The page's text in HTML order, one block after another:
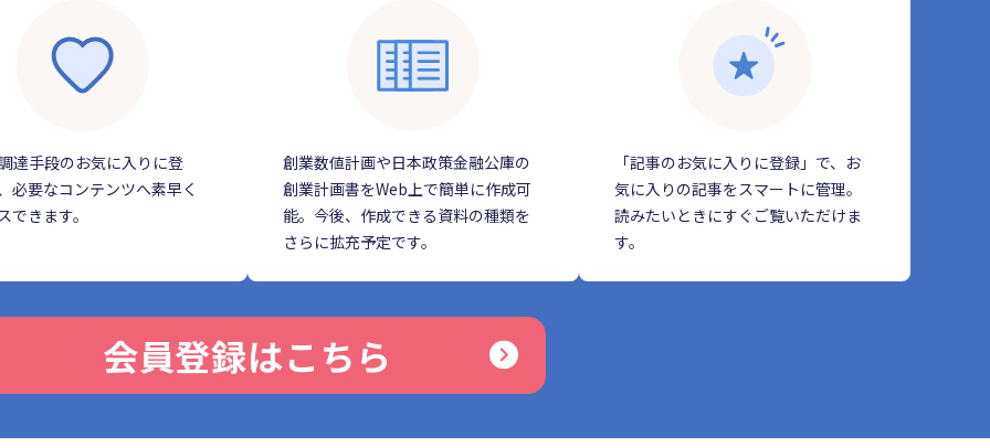
達手段のお気に入りに登
必要なコンテンツへ素早く
できます。
創業数値計画や日本政策金融公庫の
創業計画書をWeb上で簡単に作成可
能。今後、作成できる資料の種類を
さらに拡充予定です。
「記事のお気に入りに登録」で、お
気に入りの記事をスマートに管理。
読みたいときにすぐご覧いただけま
す。
会員登録はこちら